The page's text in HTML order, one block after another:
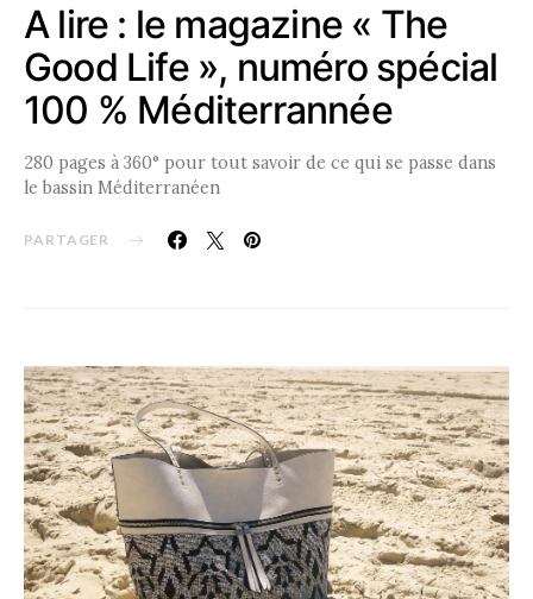
A lire : le magazine « The
Good Life », numéro spécial
100 % Méditerrannée
280 pages à 360° pour tout savoir de ce qui se passe dans
le bassin Méditerranéen
PARTAGER